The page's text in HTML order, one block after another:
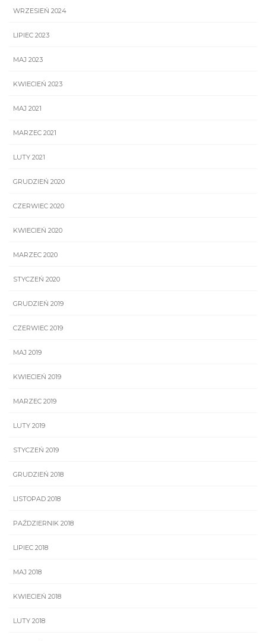
WRZESIEŃ 2024
LIPIEC 2023
MAJ 2023
KWIECIEŃ 2023
MAJ 2021
MARZEC 2021
LUTY 2021
GRUDZIEŃ 2020
CZERWIEC 2020
KWIECIEŃ 2020
MARZEC 2020
STYCZEŃ 2020
GRUDZIEŃ 2019
CZERWIEC 2019
MAJ 2019
KWIECIEŃ 2019
MARZEC 2019
LUTY 2019
STYCZEŃ 2019
GRUDZIEŃ 2018
LISTOPAD 2018
PAŹDZIERNIK 2018
LIPIEC 2018
MAJ 2018
KWIECIEŃ 2018
LUTY 2018